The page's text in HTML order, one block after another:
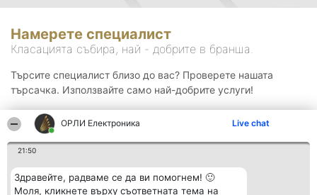
ОРЛИ Електроника Live chat
21:50
Здравейте, радваме се да ви помогнем! 🙂
Моля, кликнете върху съответната тема на
Намерете специалист
Класацията събира, най - добрите в бранша.
Търсите специалист близо до вас? Проверете нашата
търсачка. Използвайте само най-добрите услуги!